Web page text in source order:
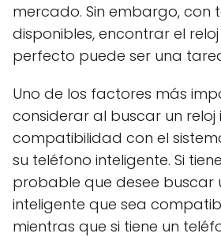
mercado. Sin embargo, con
disponibles, encontrar el
perfecto puede ser una
Uno de los factores más
considerar al buscar un reloj
compatibilidad con el
su teléfono inteligente. Si
probable que desee buscar
inteligente que sea
mientras que si tiene un